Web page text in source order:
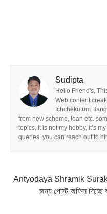
Sudipta
Hello Friend's,
Web content
Ichchekutum
from new scheme, loan etc.
topics, it is not my hobby, it’s
queries, you can reach out to
Antyodaya Shramik
জন্য পোস্ট অফিস দিচ্ছে